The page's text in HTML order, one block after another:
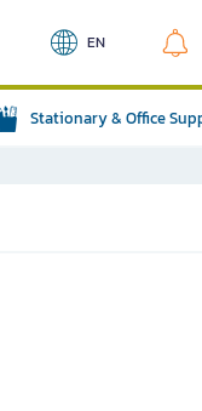
EN
Stationary & Office